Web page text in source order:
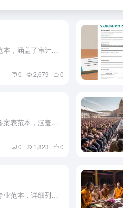
本文提供了一份详尽的慈善项目专项审计报告范本，涵盖了审计目的、范围、方法、核心条款、各方权利义务、违约责任、争议管辖及文书送达等内容，旨在为相关方提供专业、严谨的参考依据。 一、审计目的与范围 1. ...
0 2,679 0
本文提供了一份详细的慈善组织公开募捐方案备案表范本，涵盖核心条款、各方权利义务、违约责任、争议管辖等内容，旨在帮助慈善组织合规开展公开募捐活动，确保募捐方案的合法性与透明度。 为规范慈善组织公开募捐活...
0 1,823 0
本文提供了一份宗教出版物准印证申请文件的专业范本，详细列出了申请流程、核心条款、各方权利义务、违约责任、争议管辖及文书送达等内容，并结合高频场景补充了相关风险点与注意事项，确保申请文件的合法性与规范性...